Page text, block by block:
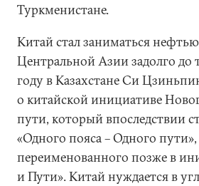
Туркменистане.
Китай стал заниматься
Центральной Азии задолго до
году в Казахстане Си
о китайской инициативе
пути, который впоследствии
«Одного пояса – Одного пути»,
переименованного позже в
и Пути». Китай нуждается в